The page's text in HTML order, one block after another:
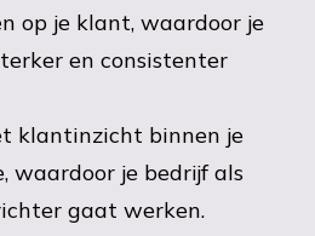
op je klant, waardoor je
en consistenter
klantinzicht binnen je
waardoor je bedrijf als
gaat werken.